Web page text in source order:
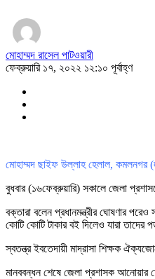
মোহাম্মদ রাসেল পাটওয়ারী
ফেব্রুয়ারি ১৭, ২০২২ ১২:১০ পূর্বাহ্ণ
মোহাম্মদ ছাইফ উল্লাহ হেলাল, কমলনগর
বুধবার (১৬ফেব্রুয়ারি) সকালে জেলা
বক্তারা বলেন প্রধানমন্ত্রীর ঘোষণার
কোটি কোটি টাকার বই দিলেও যারা
স্বতন্ত্র ইবতেদায়ী মাদ্রাসা শিক্ষক
মানববন্ধন শেষে জেলা প্রশাসক আনোয়ার